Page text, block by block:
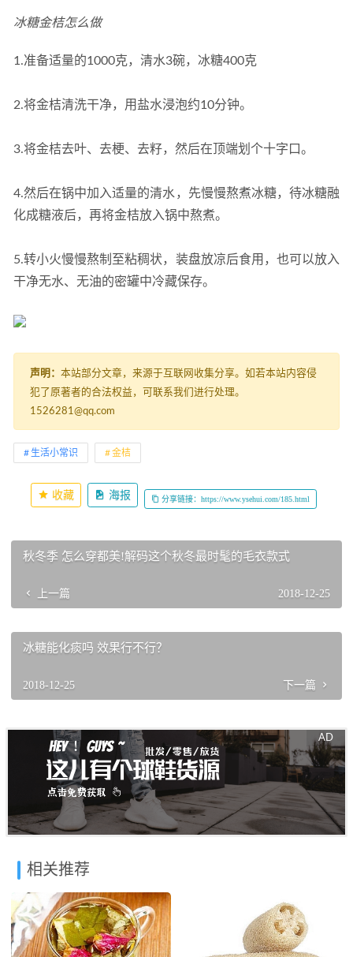
冰糖金桔怎么做
1.准备适量的1000克，清水3碗，冰糖400克
2.将金桔清洗干净，用盐水浸泡约10分钟。
3.将金桔去叶、去梗、去籽，然后在顶端划个十字口。
4.然后在锅中加入适量的清水，先慢慢熬煮冰糖，待冰糖融
化成糖液后，再将金桔放入锅中熬煮。
5.转小火慢慢熬制至粘稠状，装盘放凉后食用，也可以放入
干净无水、无油的密罐中冷藏保存。
声明： 本站部分文章，来源于互联网收集分享。如若本站内容侵
犯了原著者的合法权益，可联系我们进行处理。
1526281@qq.com
生活小常识 金桔
收藏 海报 分享链接：https://www.ysehui.com/185.html
秋冬季 怎么穿都美!解码这个秋冬最时髦的毛衣款式
上一篇 2018-12-25
冰糖能化痰吗 效果行不行？
2018-12-25 下一篇
相关推荐